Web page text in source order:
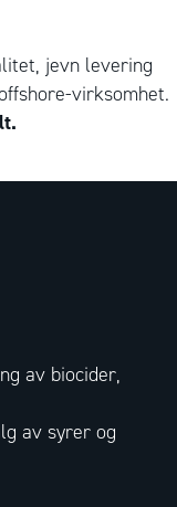
jevn levering
virksomhet.
av biocider,
av syrer og